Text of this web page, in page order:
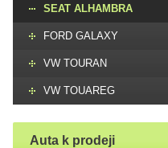
SEAT ALHAMBRA
FORD GALAXY
VW TOURAN
VW TOUAREG
Auta k prodeji